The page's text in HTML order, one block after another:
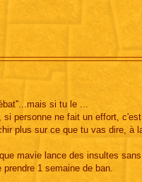
si tu le ...
personne ne fait un effort,
plus sur ce que tu vas dire, à
mavie lance des insultes
1 semaine de ban.